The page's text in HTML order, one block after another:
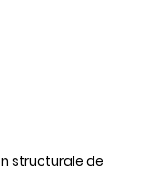
structurale de